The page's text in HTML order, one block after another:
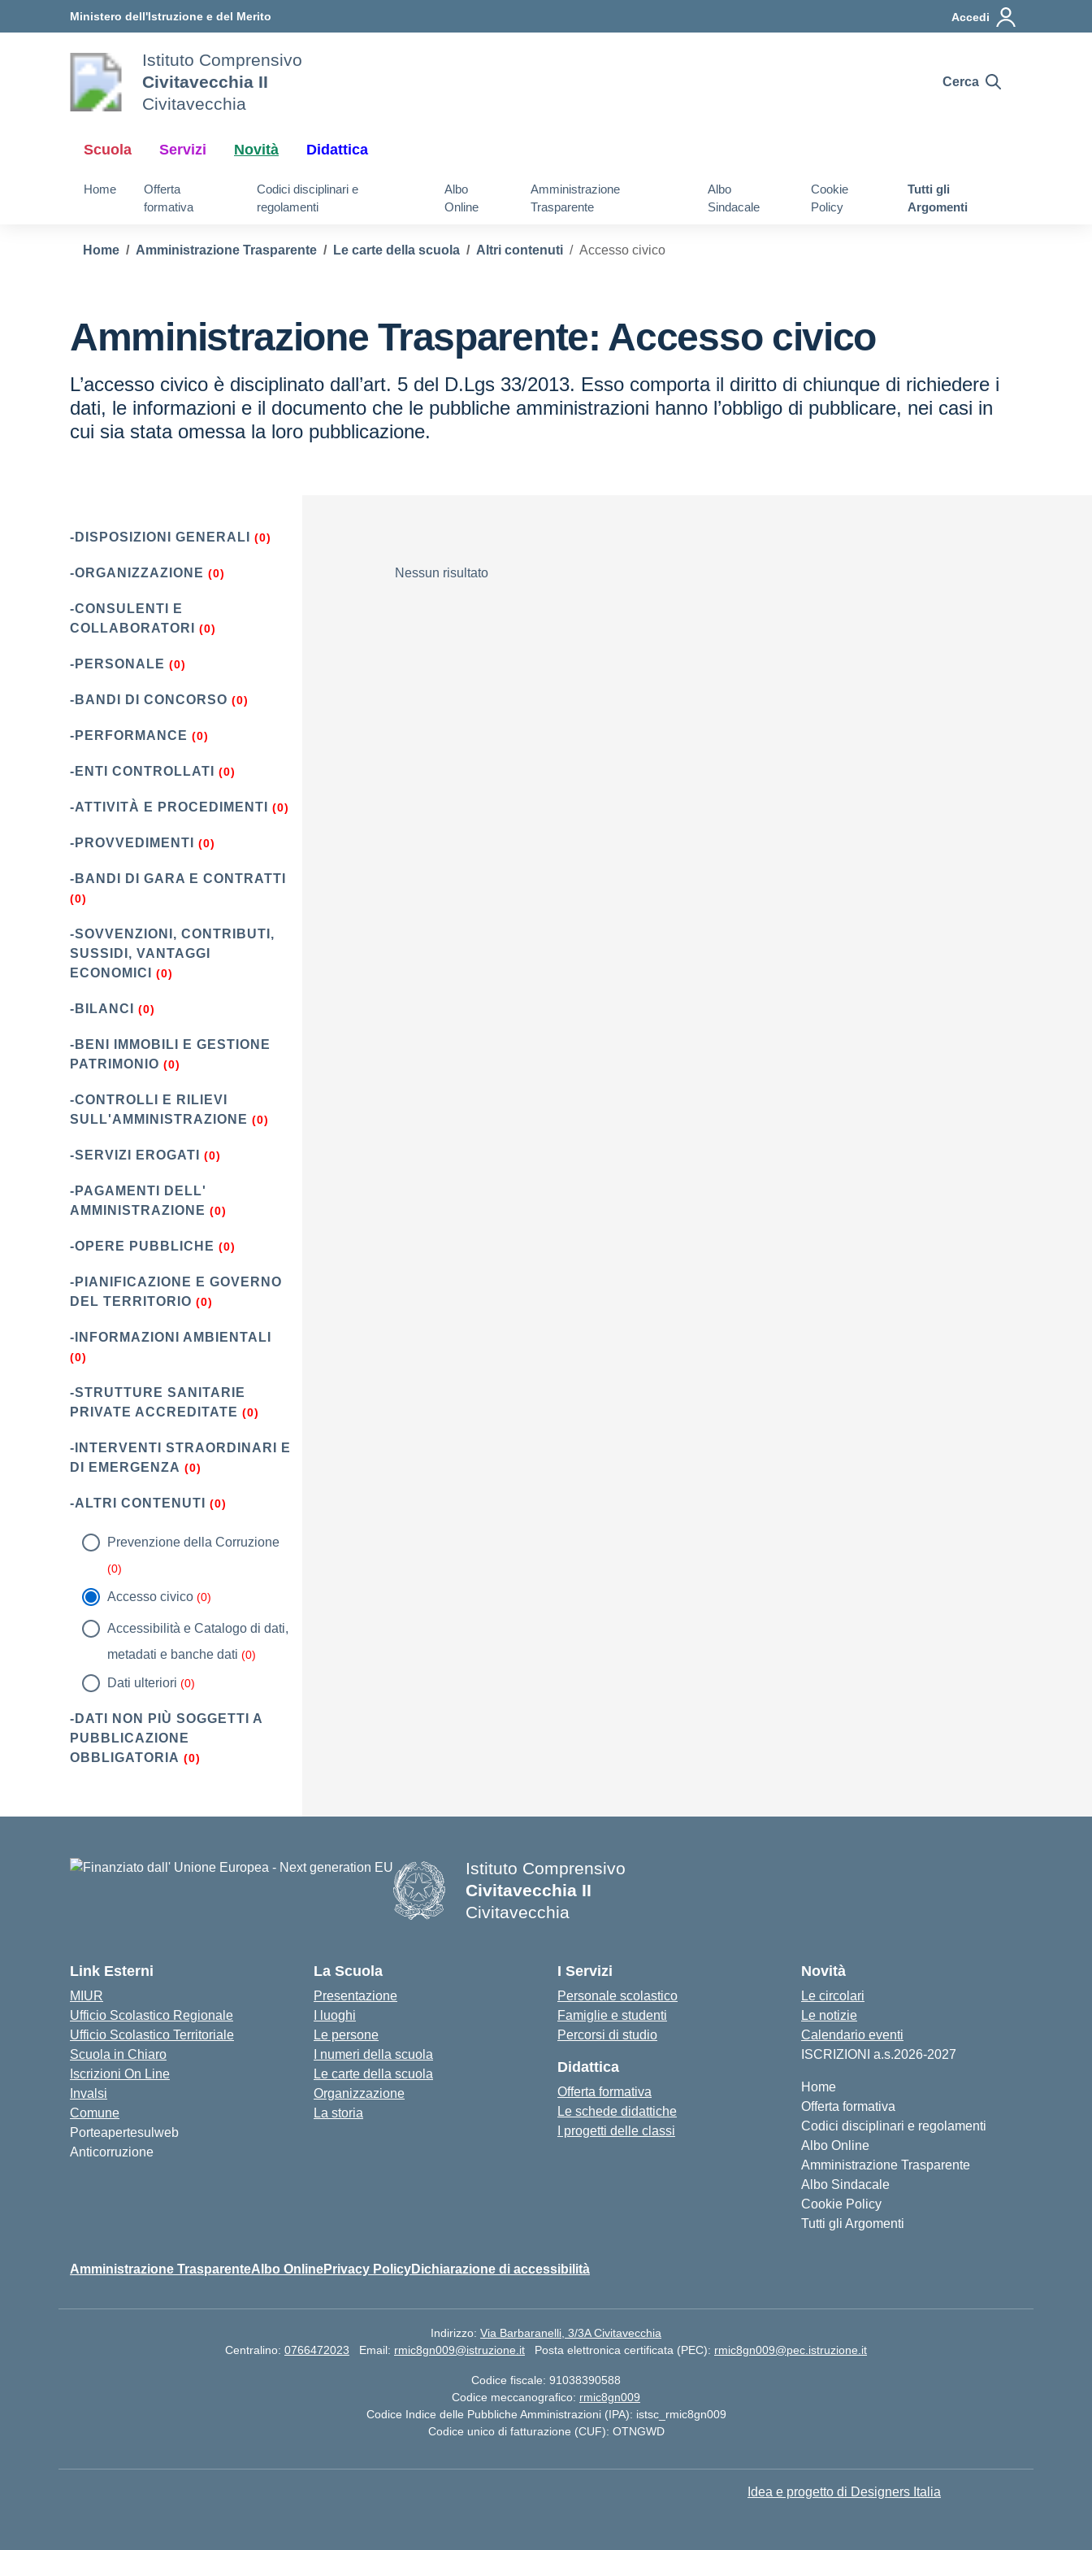
Ministero dell'Istruzione e del Merito Accedi
Istituto Comprensivo
Civitavecchia II
Civitavecchia
Cerca
Scuola Servizi Novità Didattica
Home
Offerta
formativa
Codici disciplinari e
regolamenti
Albo
Online
Amministrazione
Trasparente
Albo
Sindacale
Cookie
Policy
Tutti gli
Argomenti
Home Amministrazione Trasparente Le carte della scuola Altri contenuti Accesso civico
Amministrazione Trasparente: Accesso civico
L’accesso civico è disciplinato dall’art. 5 del D.Lgs 33/2013. Esso comporta il diritto di chiunque di richiedere i
dati, le informazioni e il documento che le pubbliche amministrazioni hanno l’obbligo di pubblicare, nei casi in
cui sia stata omessa la loro pubblicazione.
-DISPOSIZIONI GENERALI (0)
-ORGANIZZAZIONE (0)
-CONSULENTI E
COLLABORATORI
(0)
-PERSONALE (0)
-BANDI DI CONCORSO (0)
-PERFORMANCE (0)
-ENTI CONTROLLATI (0)
-ATTIVITÀ E PROCEDIMENTI (0)
-PROVVEDIMENTI (0)
-BANDI DI GARA E CONTRATTI
(0)
-SOVVENZIONI, CONTRIBUTI,
SUSSIDI, VANTAGGI
ECONOMICI
(0)
-BILANCI (0)
-BENI IMMOBILI E GESTIONE
PATRIMONIO (0)
-CONTROLLI E RILIEVI
SULL'AMMINISTRAZIONE (0)
-SERVIZI EROGATI (0)
-PAGAMENTI DELL'
AMMINISTRAZIONE (0)
-OPERE PUBBLICHE (0)
-PIANIFICAZIONE E GOVERNO
DEL TERRITORIO (0)
-INFORMAZIONI AMBIENTALI
(0)
-STRUTTURE SANITARIE
PRIVATE ACCREDITATE (0)
-INTERVENTI STRAORDINARI E
DI EMERGENZA (0)
-ALTRI CONTENUTI (0)
Prevenzione della Corruzione
(0)
Accesso civico (0)
Accessibilità e Catalogo di dati,
metadati e banche dati (0)
Dati ulteriori (0)
-DATI NON PIÙ SOGGETTI A
PUBBLICAZIONE
OBBLIGATORIA (0)
Nessun risultato
Istituto Comprensivo
Civitavecchia II
Civitavecchia
Link Esterni
MIUR
Ufficio Scolastico Regionale
Ufficio Scolastico Territoriale
Scuola in Chiaro
Iscrizioni On Line
Invalsi
Comune
Porteapertesulweb
Anticorruzione
La Scuola
Presentazione
I luoghi
Le persone
I numeri della scuola
Le carte della scuola
Organizzazione
La storia
I Servizi
Personale scolastico
Famiglie e studenti
Percorsi di studio
Didattica
Offerta formativa
Le schede didattiche
I progetti delle classi
Novità
Le circolari
Le notizie
Calendario eventi
ISCRIZIONI a.s.2026-2027
Home
Offerta formativa
Codici disciplinari e regolamenti
Albo Online
Amministrazione Trasparente
Albo Sindacale
Cookie Policy
Tutti gli Argomenti
Amministrazione TrasparenteAlbo OnlinePrivacy PolicyDichiarazione di accessibilità
Indirizzo: Via Barbaranelli, 3/3A Civitavecchia
Centralino: 0766472023 Email: rmic8gn009@istruzione.it Posta elettronica certificata (PEC): rmic8gn009@pec.istruzione.it
Codice fiscale: 91038390588
Codice meccanografico: rmic8gn009
Codice Indice delle Pubbliche Amministrazioni (IPA): istsc_rmic8gn009
Codice unico di fatturazione (CUF): OTNGWD
Idea e progetto di Designers Italia